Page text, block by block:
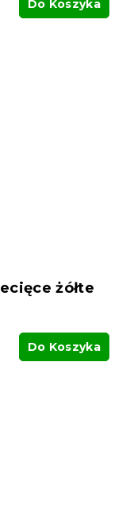
Do Koszyka
żółte
Do Koszyka